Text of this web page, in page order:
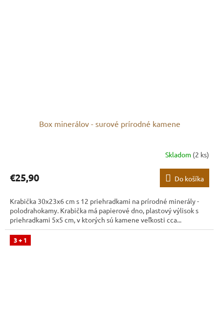
Box minerálov - surové prírodné kamene
Skladom (2 ks)
€25,90 Do košíka
Krabička 30x23x6 cm s 12 priehradkami na prírodné minerály -
polodrahokamy. Krabička má papierové dno, plastový výlisok s
priehradkami 5x5 cm, v ktorých sú kamene veľkosti cca...
3 + 1